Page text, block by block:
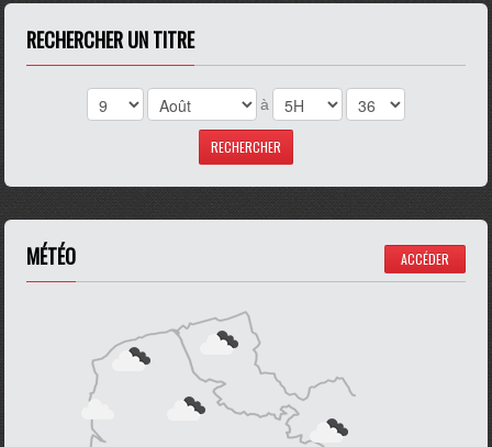
RECHERCHER UN TITRE
à
MÉTÉO ACCÉDER